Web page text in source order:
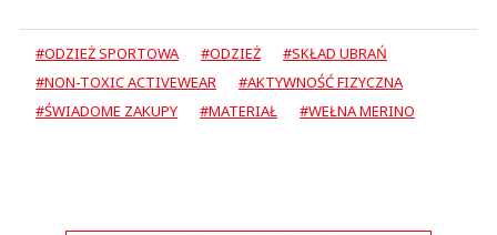
#ODZIEŻ SPORTOWA #ODZIEŻ
#SKŁAD UBRAŃ
#NON-TOXIC ACTIVEWEAR
#AKTYWNOŚĆ FIZYCZNA
#ŚWIADOME ZAKUPY
#MATERIAŁ #WEŁNA MERINO